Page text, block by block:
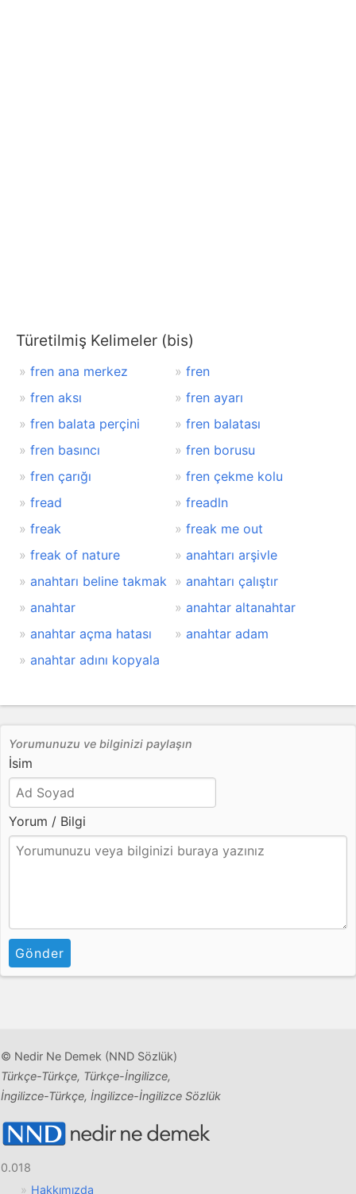
Türetilmiş Kelimeler (bis)
fren ana merkez
fren
fren aksı
fren ayarı
fren balata perçini
fren balatası
fren basıncı
fren borusu
fren çarığı
fren çekme kolu
fread
freadln
freak
freak me out
freak of nature
anahtarı arşivle
anahtarı beline takmak
anahtarı çalıştır
anahtar
anahtar altanahtar
anahtar açma hatası
anahtar adam
anahtar adını kopyala
Yorumunuzu ve bilginizi paylaşın
İsim
Yorum / Bilgi
Gönder
© Nedir Ne Demek (NND Sözlük)
Türkçe-Türkçe, Türkçe-İngilizce,
İngilizce-Türkçe, İngilizce-İngilizce Sözlük
0.018
Hakkımızda